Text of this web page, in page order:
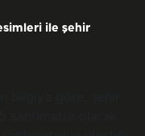
ile şehir